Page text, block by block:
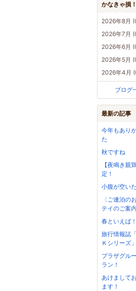
かなきゃ損！
2026年8月
2026年7月
2026年6月
2026年5月
2026年4月
ブログ
最新の記事
今年もあり
た
秋ですね
【夜鳴き親
定！
小腹が空い
〈ご連泊の
テイのご案内
春といえば！
旅行情報誌
Ｋシリーズ
プラザグル
ラン！
あけまして
ます！